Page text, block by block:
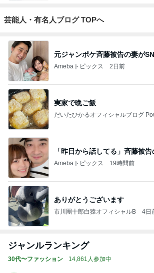
芸能人・有名人ブログ TOPへ
元ジャンポケ斉藤被告の妻が
Amebaトピックス 2日前
実家で晩ご飯
だいたひかるオフィシャルブログ
「昨日から話してる」斉藤被
Amebaトピックス 19時間前
ありがとうございます
市川團十郎白猿オフィシャルB 4日
ジャンルランキング
30代〜ファッション 14,861人参加中